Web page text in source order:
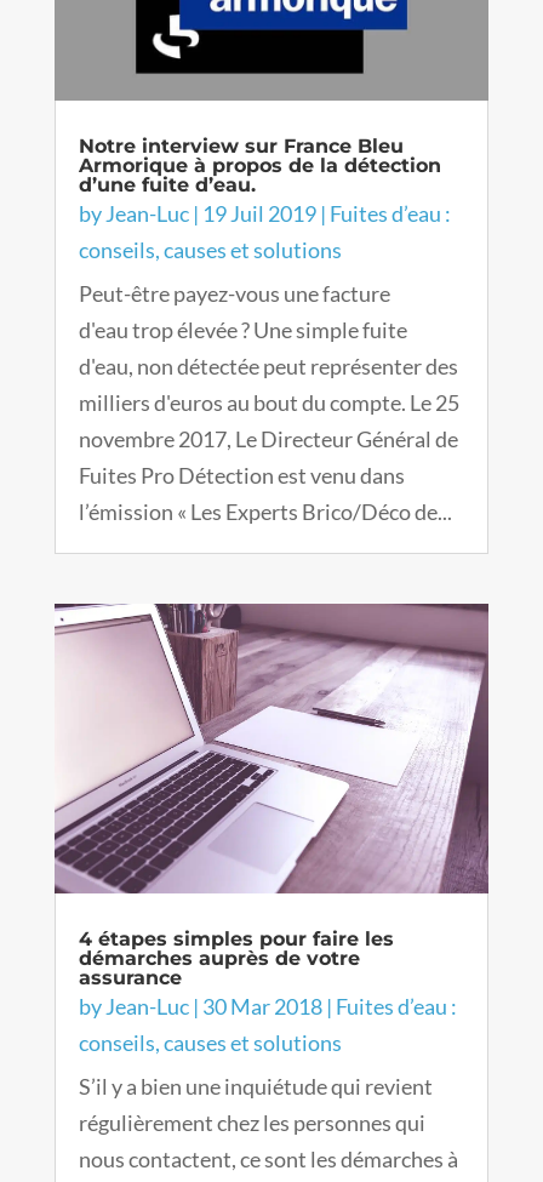
Notre interview sur France Bleu
Armorique à propos de la détection
d’une fuite d’eau.
byJean-Luc| 19 Juil 2019| Fuites d’eau :
conseils, causes et solutions
Peut-être payez-vous une facture
d'eau trop élevée ? Une simple fuite
d'eau, non détectée peut représenter des
milliers d'euros au bout du compte. Le 25
novembre 2017, Le Directeur Général de
Fuites Pro Détection est venu dans
l’émission « Les Experts Brico/Déco de...
4 étapes simples pour faire les
démarches auprès de votre
assurance
byJean-Luc| 30 Mar 2018| Fuites d’eau :
conseils, causes et solutions
S’il y a bien une inquiétude qui revient
régulièrement chez les personnes qui
nous contactent, ce sont les démarches à